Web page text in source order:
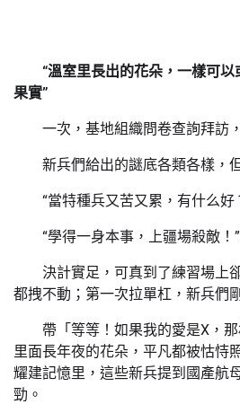
“溫室里長出的花朵，一樣可
果實”
一次，基地組織問卷查詢拜訪
新兵們給出的謎底各類各樣，
“當特種兵又苦又累，有什么好
“學得一身本事，上疆場殺敵！
決計實足，可真到了練習場上
都拽不動；第一次拉單杠，新兵們
帶「等等！如果我的愛是X，
里面長年夜的花朵，平凡都被怙恃
耀建記憶里，這些新兵提到國產航
勁。